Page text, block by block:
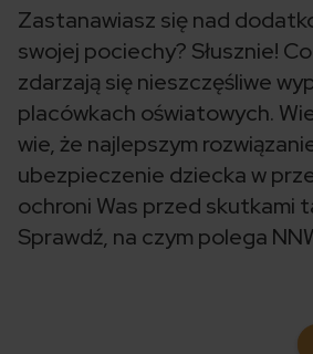
Zastanawiasz się nad
swojej pociechy? Słusznie!
zdarzają się nieszczęśliwe
placówkach oświatowych.
wie, że najlepszym
ubezpieczenie dziecka w
ochroni Was przed skutkami
Sprawdź, na czym polega